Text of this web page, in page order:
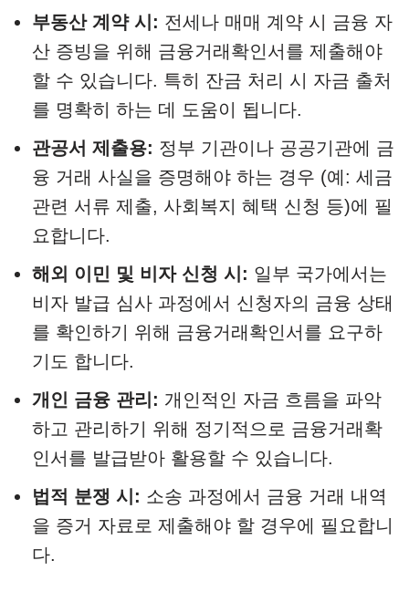
부동산 계약 시: 전세나 매매 계약 시 금융 자
산 증빙을 위해 금융거래확인서를 제출해야
할 수 있습니다. 특히 잔금 처리 시 자금 출처
를 명확히 하는 데 도움이 됩니다.
관공서 제출용: 정부 기관이나 공공기관에 금
융 거래 사실을 증명해야 하는 경우 (예: 세금
관련 서류 제출, 사회복지 혜택 신청 등)에 필
요합니다.
해외 이민 및 비자 신청 시: 일부 국가에서는
비자 발급 심사 과정에서 신청자의 금융 상태
를 확인하기 위해 금융거래확인서를 요구하
기도 합니다.
개인 금융 관리: 개인적인 자금 흐름을 파악
하고 관리하기 위해 정기적으로 금융거래확
인서를 발급받아 활용할 수 있습니다.
법적 분쟁 시: 소송 과정에서 금융 거래 내역
을 증거 자료로 제출해야 할 경우에 필요합니
다.